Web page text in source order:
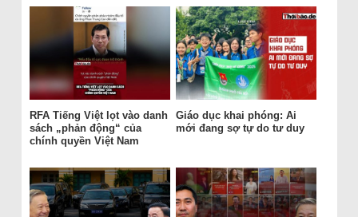
RFA Tiếng Việt lọt vào danh
sách „phản động“ của
chính quyền Việt Nam
Giáo dục khai phóng: Ai
mới đang sợ tự do tư duy